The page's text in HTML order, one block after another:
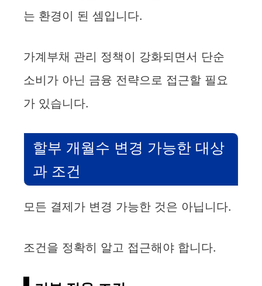
는 환경이 된 셈입니다.
가계부채 관리 정책이 강화되면서 단순
소비가 아닌 금융 전략으로 접근할 필요
가 있습니다.
할부 개월수 변경 가능한 대상
과 조건
모든 결제가 변경 가능한 것은 아닙니다.
조건을 정확히 알고 접근해야 합니다.